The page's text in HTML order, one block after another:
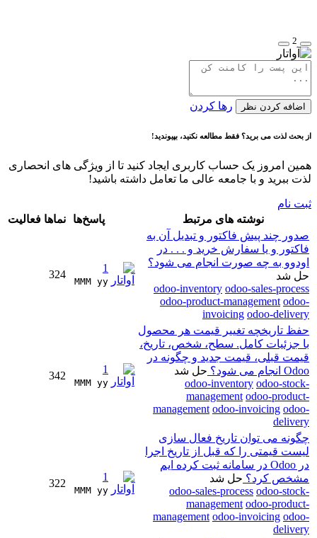
2
اضافه کردن نظر رها کردن
از بحث لذت می برید؟ فقط مطالعه نکنید، بپیوندید!
همین امروز یک حساب کاربری ایجاد کنید تا از ویژگی های انحصاری
لذت ببرید و با جامعه عالی ما تعامل داشته باشید!
ثبت نام
نوشته های مرتبط
پاسخ‌ها نماها فعالیت
صدور چند پیش فاکتور و تبدیل آن به
فاکتور و یا سفارش خرید و . . . در
اودوو به چه صورت انجام می شود؟
حل شد
odoo-inventory odoo-sales-process
odoo-product-management odoo-
invoicing odoo-delivery
1
MMM yy
324
حفظ تاریخچه تغییر قیمت هر محصول
با جزئیات کامل. سطح، شخص، تاریخ،
قیمت قبلی، قیمت جدید و چگونه در
Odoo انجام می شود؟
حل شد
odoo-inventory odoo-stock-
management odoo-product-
management odoo-invoicing odoo-
delivery
1
MMM yy
342
چگونه می توان تاریخ فعال سازی
لیست قیمتی را که قبل از تاریخ اجرا
در Odoo در سامانه ثبت کرده ایم
مشخص کرد؟ حل شد
odoo-sales-process odoo-stock-
management odoo-product-
management odoo-invoicing odoo-
delivery
1
MMM yy
322